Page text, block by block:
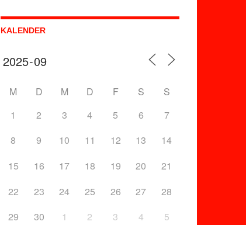
KALENDER
M D M D F S
S
1
2 3 4 5 6
7
8
9 10 11 12 13
14
15
16 17 18 19 20
21
22
23 24 25 26 27
28
29
30 1 2 3 4 5